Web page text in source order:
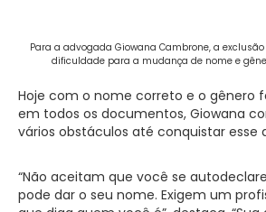
Para a advogada Giowana Cambrone, a
dificuldade para a mudança de nome e
Hoje com o nome correto e o gênero
em todos os documentos, Giowana
vários obstáculos até conquistar esse
“Não aceitam que você se
pode dar o seu nome. Exigem um